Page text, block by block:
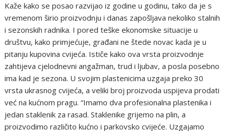
Kaže kako se posao razvijao iz godine u godinu, tako da je s
vremenom širio proizvodnju i danas zapošljava nekoliko stalnih
i sezonskih radnika. I pored teške ekonomske situacije u
društvu, kako primjećuje, građani ne štede novac kada je u
pitanju kupovina cvijeća. Ističe kako ova vrsta proizvodnje
zahtijeva cjelodnevni angažman, trud i ljubav, a posla posebno
ima kad je sezona. U svojim plastenicima uzgaja preko 30
vrsta ukrasnog cvijeća, a veliki broj proizvoda uspijeva prodati
već na kućnom pragu. “Imamo dva profesionalna plastenika i
jedan staklenik za rasad. Staklenike grijemo na plin, a
proizvodimo različito kućno i parkovsko cvijeće. Uzgajamo